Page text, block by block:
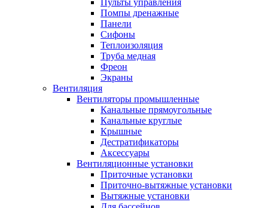
Пульты управления
Помпы дренажные
Панели
Сифоны
Теплоизоляция
Труба медная
Фреон
Экраны
Вентиляция
Вентиляторы промышленные
Канальные прямоугольные
Канальные круглые
Крышные
Дестратификаторы
Аксессуары
Вентиляционные установки
Приточные установки
Приточно-вытяжные установки
Вытяжные установки